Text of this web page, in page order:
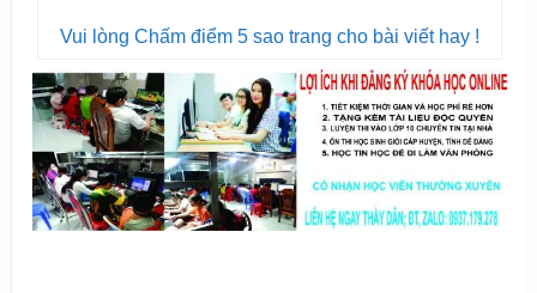
Vui lòng Chấm điểm 5 sao trang cho bài viết hay !